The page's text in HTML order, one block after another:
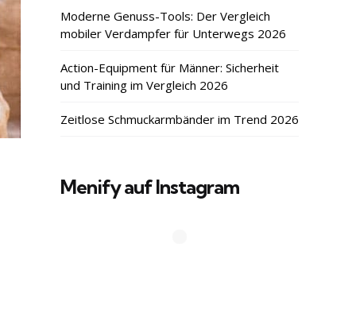
Moderne Genuss-Tools: Der Vergleich
mobiler Verdampfer für Unterwegs 2026
Action-Equipment für Männer: Sicherheit
und Training im Vergleich 2026
Zeitlose Schmuckarmbänder im Trend 2026
Menify auf Instagram